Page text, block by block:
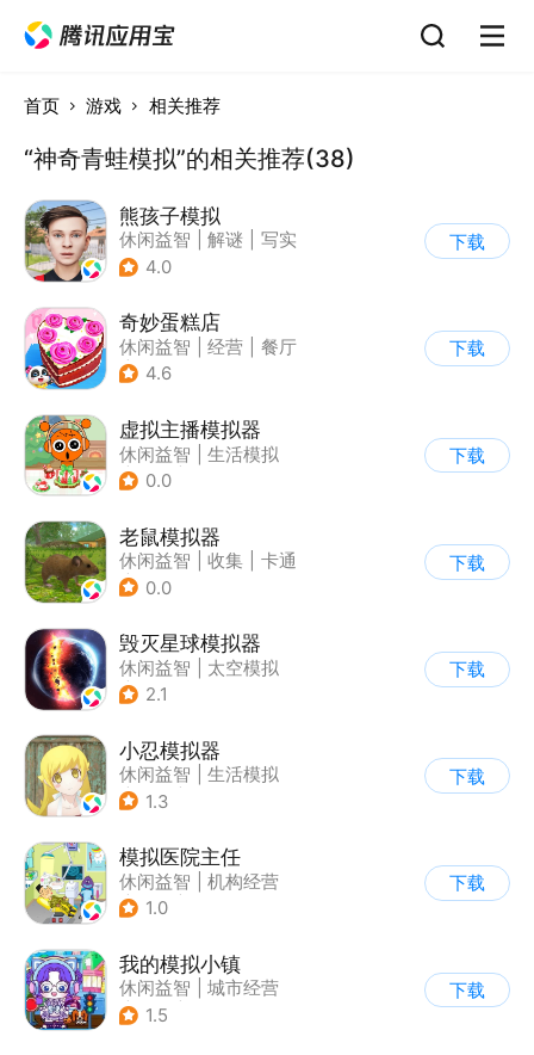
首页 游戏 相关推荐
“神奇青蛙模拟”的相关推荐(38)
熊孩子模拟
休闲益智 解谜
写实
4.0
下载
奇妙蛋糕店
休闲益智 经营
餐厅
| 宝宝巴士
4.6
下载
虚拟主播模拟器
休闲益智
生活模拟
| 美食
0.0
下载
老鼠模拟器
休闲益智 收集
卡通
| 62游戏
0.0
下载
毁灭星球模拟器
休闲益智
太空模拟
| 太空
2.1
下载
小忍模拟器
休闲益智
生活模拟
| 恋爱
1.3
下载
模拟医院主任
休闲益智
机构经营
| 医院
1.0
下载
我的模拟小镇
休闲益智
城市经营
| 卡通
1.5
下载